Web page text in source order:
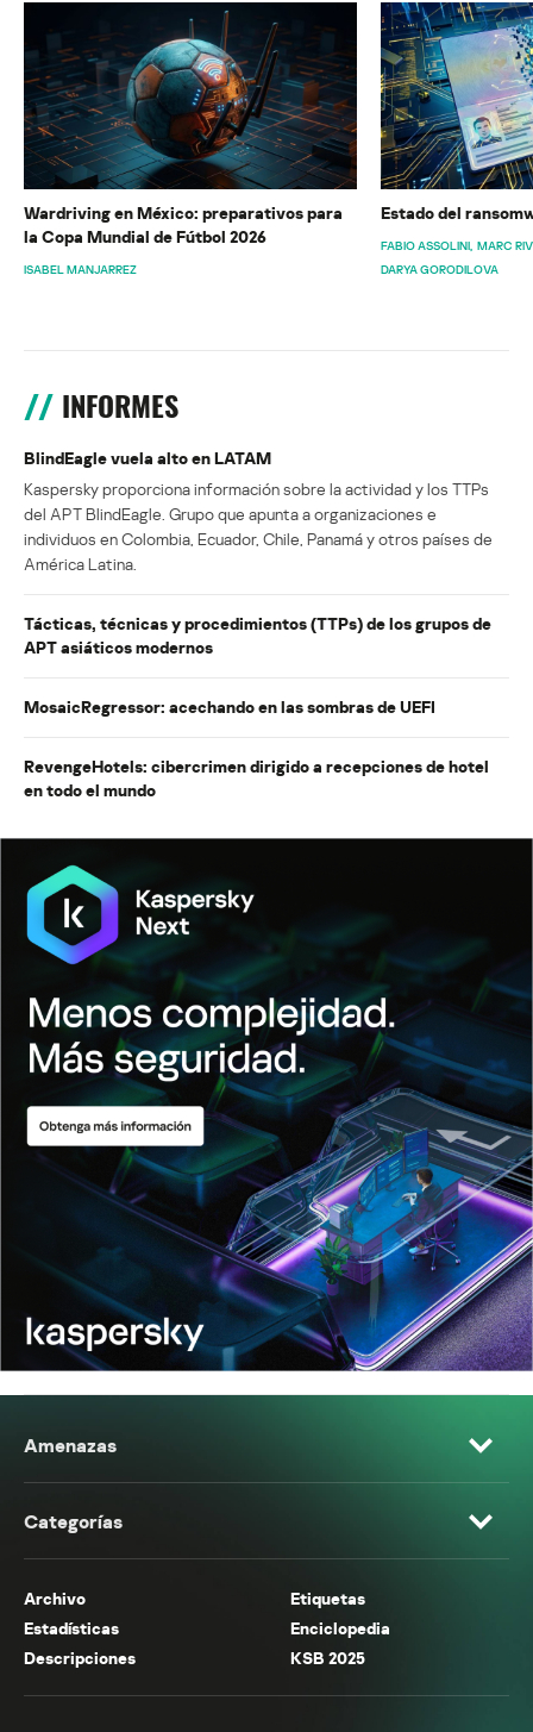
Wardriving en México: preparativos para
la Copa Mundial de Fútbol 2026
ISABEL MANJARREZ
Estado del
FABIO ASSOLINI MARC
DARYA GORODILOVA
INFORMES
BlindEagle vuela alto en LATAM
Kaspersky proporciona información sobre la actividad y los TTPs
del APT BlindEagle. Grupo que apunta a organizaciones e
individuos en Colombia, Ecuador, Chile, Panamá y otros países de
América Latina.
Tácticas, técnicas y procedimientos (TTPs) de los grupos de
APT asiáticos modernos
MosaicRegressor: acechando en las sombras de UEFI
RevengeHotels: cibercrimen dirigido a recepciones de hotel
en todo el mundo
Amenazas
Categorías
Archivo
Etiquetas
Estadísticas
Enciclopedia
Descripciones
KSB 2025